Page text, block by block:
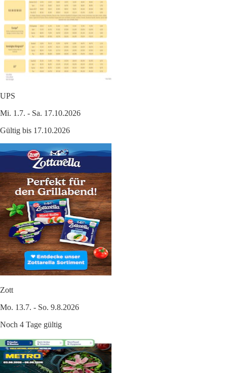
UPS
Mi. 1.7. - Sa. 17.10.2026
Gültig bis 17.10.2026
Zott
Mo. 13.7. - So. 9.8.2026
Noch 4 Tage gültig